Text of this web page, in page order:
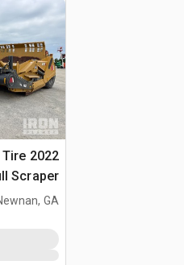
Tire
Scraper
GA